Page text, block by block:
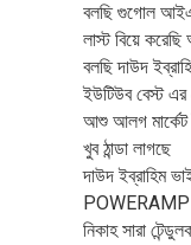
বলছি গুগোল
লাস্ট বিয়ে
বলছি দাউদ
ইউটিউব বেস্ট
আশু আলগ মার্কেট
খুব ঠান্ডা লাগছে
দাউদ ইব্রাহিম
নিকাহ সারা